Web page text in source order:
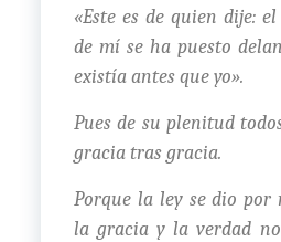
«Este es de quien dije:
de mí se ha puesto
existía antes que yo».
Pues de su plenitud
gracia tras gracia.
Porque la ley se dio por
la gracia y la verdad